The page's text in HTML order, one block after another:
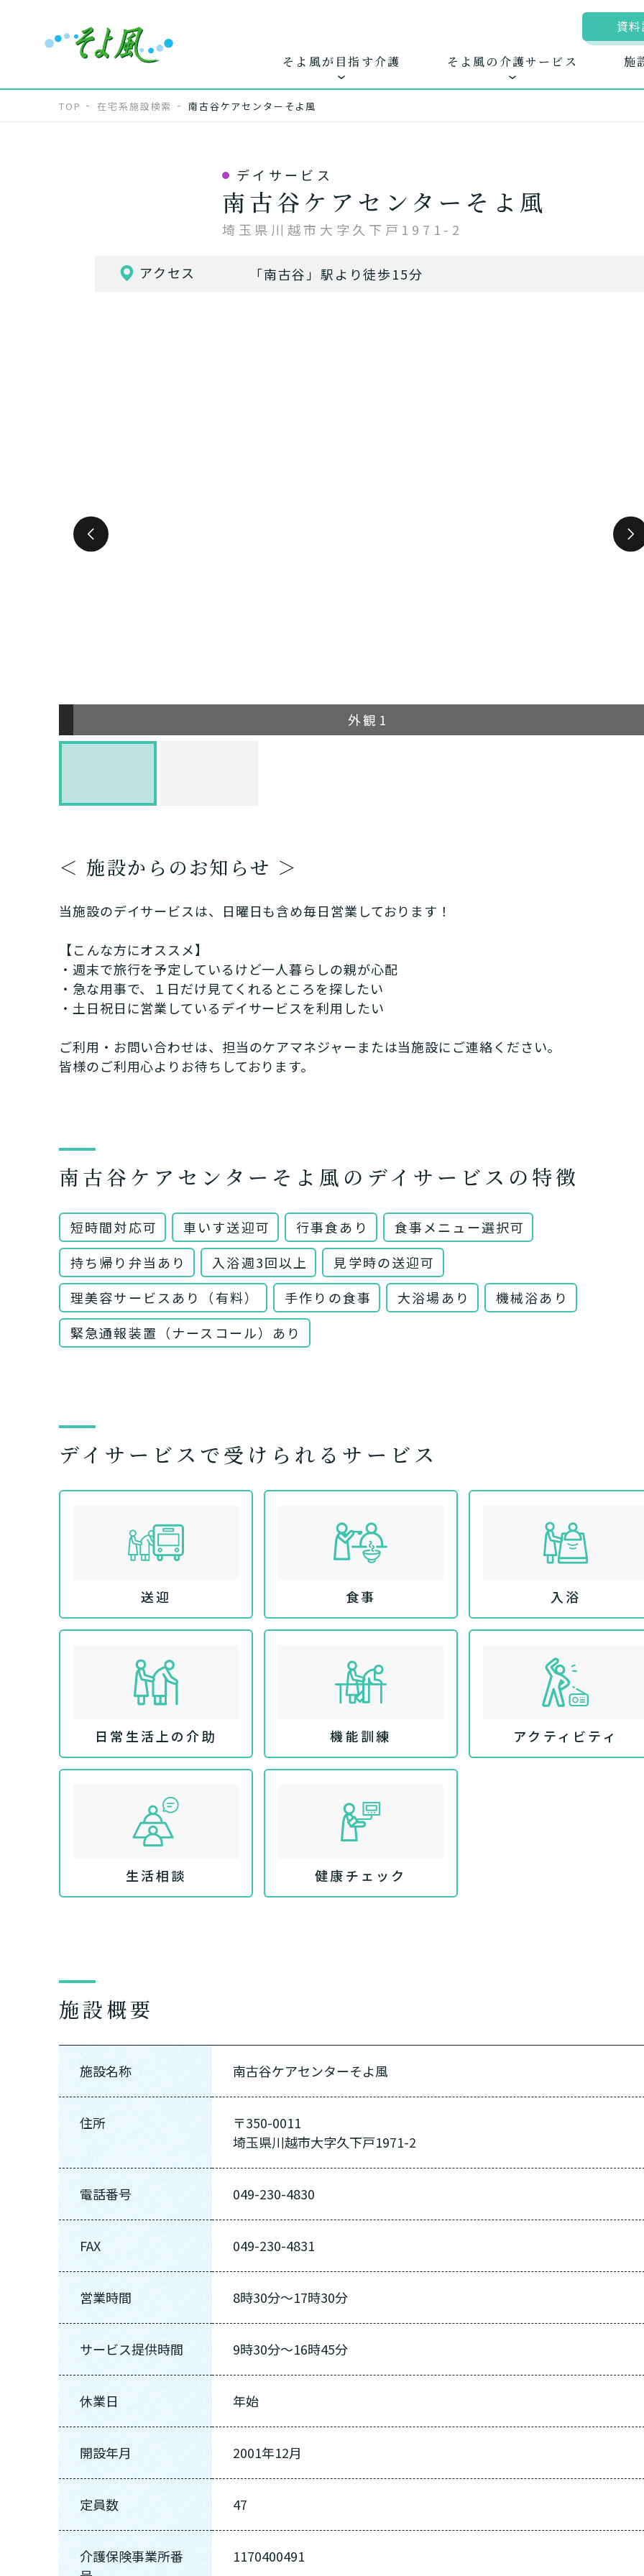
そよ風が目指す介護
できるを増やす
介護サービス できたてのお食事
そよ風の介護サービス
ホームに入居する
施
資
TOP 在宅系施設検索 南古谷ケアセンターそよ風
デイサービス
南古谷ケアセンターそよ風
埼玉県川越市大字久下戸1971-2
アクセス 「南古谷」駅より徒歩15分
外観1
＜ 施設からのお知らせ ＞
当施設のデイサービスは、日曜日も含め毎日営業しております！
【こんな方にオススメ】
・週末で旅行を予定しているけど一人暮らしの親が心配
・急な用事で、１日だけ見てくれるところを探したい
・土日祝日に営業しているデイサービスを利用したい
ご利用・お問い合わせは、担当のケアマネジャーまたは当施設にご連絡ください。
皆様のご利用心よりお待ちしております。
南古谷ケアセンターそよ風のデイサービスの特徴
短時間対応可 車いす送迎可 行事食あり
食事メニュー選択可
持ち帰り弁当あり
入浴週3回以上
見学時の送迎可
理美容サービスあり（有料）
手作りの食事 大浴場あり
機械浴あり
緊急通報装置（ナースコール）あり
デイサービスで受けられるサービス
送迎 食事 入浴
日常生活上の介助 機能訓練 アクティビティ
生活相談 健康チェック
施設概要
施設名称 南古谷ケアセンターそよ風
住所
〒350-0011
埼玉県川越市大字久下戸1971-2
電話番号 049-230-4830
FAX 049-230-4831
営業時間 8時30分〜17時30分
サービス提供時間 9時30分〜16時45分
休業日 年始
開設年月 2001年12月
定員数 47
介護保険事業所番
1170400491
あなたに適しているのは?
介護保険サービスは20種類以上あり、それぞれ用途やご利用目的が
「どのサービスを使ったらいいのかわからない!」という方
最大4つの質問に答えていただくだけで、おすすめの介護保険サービスを
要介護認定を受け、要支援１～２、要介
いずれかの判定を受けています
はい
ご自宅で生活しながら介護サービスを使い
自宅で生活しながら 使いたい 施設へ移り住
現在、日常生活を送るうえで誰かの介護などサ
必要
介護施設へ通いたいですか？
通いたい 来てもらい
認知症の診断を受けていますか
はい
日帰りで使いたいですか？
一時的に宿泊したいですか？
要支援１～２・要介護１～２です
要介護３～５ですか？
要支援１～２
要介護３～